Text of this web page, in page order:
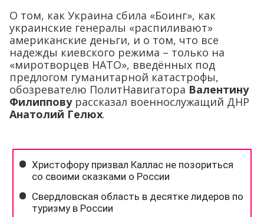
О том, как Украина сбила «Боинг», как
украинские генералы «распиливают»
американские деньги, и о том, что все
надежды киевского режима – только на
«миротворцев НАТО», введённых под
предлогом гуманитарной катастрофы,
обозревателю ПолитНавигатора Валентину
Филипповурассказал военнослужащий ДНР
Анатолий Гелюх.